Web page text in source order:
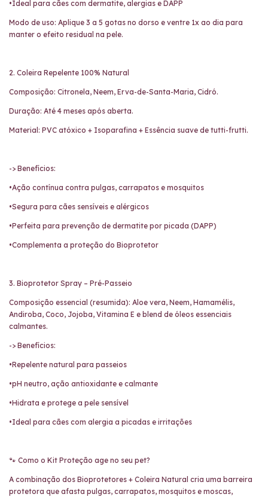
•Ideal para cães com dermatite, alergias e DAPP
Modo de uso: Aplique 3 a 5 gotas no dorso e ventre 1x ao dia para
manter o efeito residual na pele.
2. Coleira Repelente 100% Natural
Composição: Citronela, Neem, Erva-de-Santa-Maria, Cidró.
Duração: Até 4 meses após aberta.
Material: PVC atóxico + Isoparafina + Essência suave de tutti-frutti.
-> Benefícios:
•Ação contínua contra pulgas, carrapatos e mosquitos
•Segura para cães sensíveis e alérgicos
•Perfeita para prevenção de dermatite por picada (DAPP)
•Complementa a proteção do Bioprotetor
3. Bioprotetor Spray – Pré-Passeio
Composição essencial (resumida): Aloe vera, Neem, Hamamélis,
Andiroba, Coco, Jojoba, Vitamina E e blend de óleos essenciais
calmantes.
-> Benefícios:
•Repelente natural para passeios
•pH neutro, ação antioxidante e calmante
•Hidrata e protege a pele sensível
•Ideal para cães com alergia a picadas e irritações
🐾 Como o Kit Proteção age no seu pet?
A combinação dos Bioprotetores + Coleira Natural cria uma barreira
protetora que afasta pulgas, carrapatos, mosquitos e moscas,